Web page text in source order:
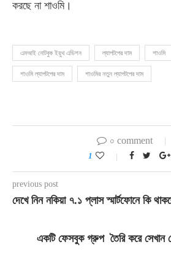
করছে না শাওমি।
এমআই নোটবুক ইয়ুথ এডিশন ল্যাপটপের দাম শাওমি
শাওমি ল্যাপটপের দাম শাওমির নতুন ল্যাপটপের দাম
০ comment
1
previous post
দেখে নিন নকিয়া ৭.১ প্লাস স্মার্টফোনে কি
একটি ফেসবুক গ্রুপ তৈরি করে সেখান